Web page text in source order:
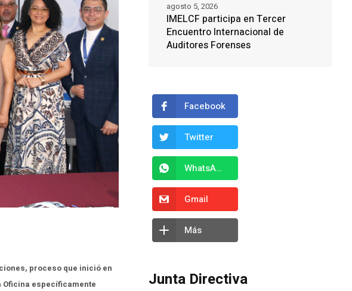
proceso que inició en
Oficina específicamente
IMELCF participa en Tercer
Encuentro Internacional de
Auditores Forenses
agosto 5, 2026
Facebook
Twitter
WhatsApp
Gmail
Más
Junta Directiva